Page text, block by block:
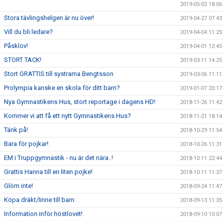
2019-05-02 18:06
Stora tävlingshelgen är nu över! 2019-04-27 07:43
Vill du bli ledare? 2019-04-04 11:25
Påsklov! 2019-04-01 12:45
STORT TACK! 2019-03-11 14:25
Stort GRATTIS till systrarna Bengtsson 2019-03-06 11:11
Prolympia kanske en skola för ditt barn? 2019-01-07 20:17
Nya Gymnastikens Hus, stort reportage i dagens HD! 2018-11-26 11:42
Kommer vi att få ett nytt Gymnastikens Hus? 2018-11-21 18:14
Tänk på! 2018-10-29 11:54
Bara för pojkar! 2018-10-26 11:31
EM i Truppgymnastik - nu är det nära..! 2018-10-11 22:44
Grattis Hanna till en liten pojke! 2018-10-11 11:37
Glöm inte! 2018-09-24 11:47
Köpa dräkt/linne till barn 2018-09-13 11:35
Information inför höstlovet! 2018-09-10 10:07